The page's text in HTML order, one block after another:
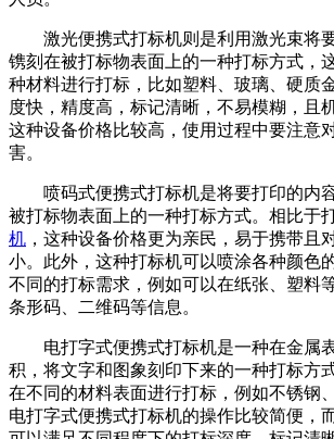
激光便携式打标机则是利用激光束将
镌刻在被打标物表面上的一种打标方式，
种材料进行打标，比如塑料、玻璃、硬质
度快，精度高，标记清晰，不易模糊，且
这种设备价格比较高，使用过程中要注意
害。
喷码式便携式打标机是将要打印的内
被打标物表面上的一种打标方式。相比于
机 ，这种设备价格更为亲民，易于携带且
小。此外，这种打标机可以喷涂各种颜色
不同的打标需求，例如可以在纸张、塑料
条形码、二维码等信息。
电打字式便携式打标机是一种在金属
积，将文字和图象刻印下来的一种打标方
在不同的材料表面进行打标，例如不锈钢
电打字式便携式打标机的操作比较简便，